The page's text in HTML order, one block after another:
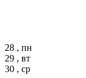
28 , пн
29 , вт
30 , ср